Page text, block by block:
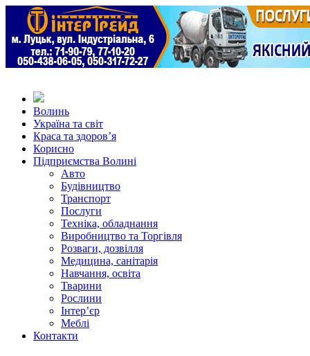
Волинь
Україна та світ
Краса та здоров’я
Корисно
Підприємства Волині
Авто
Будівництво
Транспорт
Послуги
Техніка, обладнання
Виробництво та Торгівля
Розваги, дозвілля
Медицина, санітарія
Навчання, освіта
Тварини
Рослини
Інтер’єр
Меблі
Контакти